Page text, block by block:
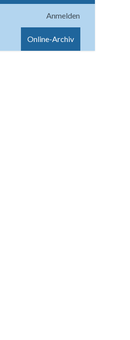
Anmelden
Online-Archiv